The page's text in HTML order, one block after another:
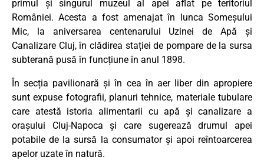
primul și singurul muzeul al apei aflat pe teritoriul
României. Acesta a fost amenajat în lunca Someșului
Mic, la aniversarea centenarului Uzinei de Apă și
Canalizare Cluj, în clădirea stației de pompare de la sursa
subterană pusă în funcțiune în anul 1898.
În secția pavilionară și în cea în aer liber din apropiere
sunt expuse fotografii, planuri tehnice, materiale tubulare
care atestă istoria alimentarii cu apă și canalizare a
orașului Cluj-Napoca și care sugerează drumul apei
potabile de la sursă la consumator și apoi reîntoarcerea
apelor uzate în natură.